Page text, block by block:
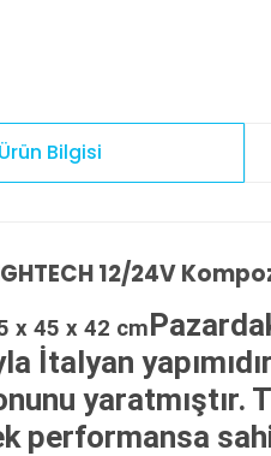
Ürün Bilgisi
12/24V
x 45 x 42 cm
İtalyan
yaratmıştır.
performansa